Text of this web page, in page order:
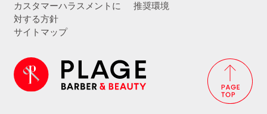
カスタマーハラスメントに
対する方針
推奨環境
サイトマップ